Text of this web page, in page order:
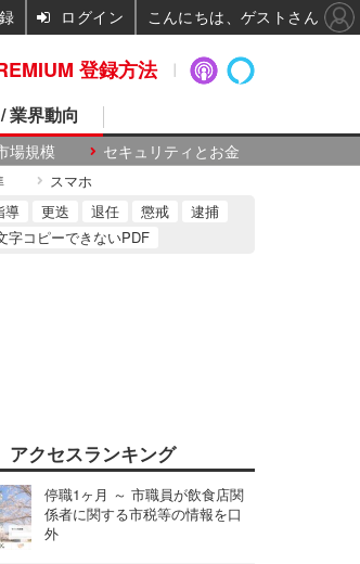
業界動向
場規模 セキュリティとお金
スマホ
導 更迭 退任 懲戒
逮捕
字コピーできないPDF
アクセスランキング
停職1ヶ月 ～ 市職員が飲食店関
係者に関する市税等の情報を口
外
登録方法
ログイン こんにちは、ゲストさん